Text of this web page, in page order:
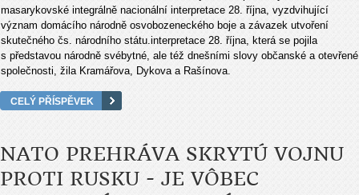
masarykovské integrálně nacionální interpretace 28. října, vyzdvihující
význam domácího národně osvobozeneckého boje a závazek utvoření
skutečného čs. národního státu.interpretace 28. října, která se pojila
s představou národně svébytné, ale též dnešními slovy občanské a otevřené
společnosti, žila Kramářova, Dykova a Rašínova.
CELÝ PŘÍSPĚVEK
NATO PREHRÁVA SKRYTÚ VOJNU
PROTI RUSKU - JE VÔBEC